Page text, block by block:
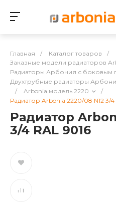
Главная / Каталог товаров
/
Заказные модели радиаторов
Радиаторы Арбония с боковым
Двухтрубные радиаторы
/
Arbonia модель 2220
/
Радиатор Arbonia 2220/08 N12 3/4
Радиатор
3/4 RAL 9016